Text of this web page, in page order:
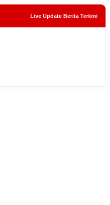
Live Update Berita Terkini